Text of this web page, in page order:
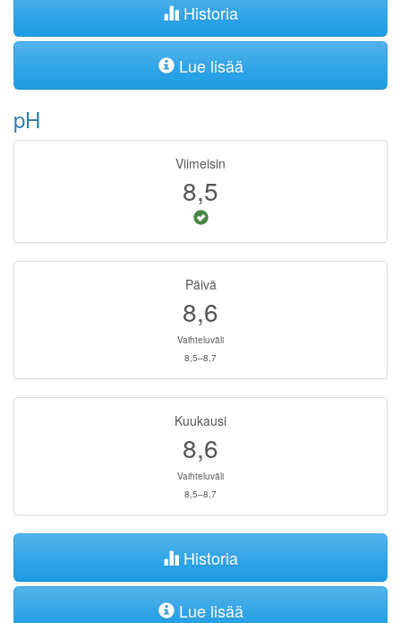
Historia
Lue lisää
pH
Viimeisin
8,5
Päivä
8,6
Vaihteluväli
8,5–8,7
Kuukausi
8,6
Vaihteluväli
8,5–8,7
Historia
Lue lisää